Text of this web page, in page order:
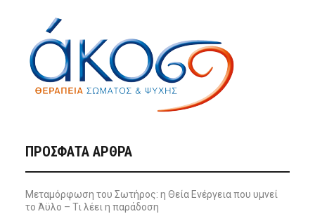
ΠΡΌΣΦΑΤΑ ΆΡΘΡΑ
Μεταμόρφωση του Σωτήρος: η Θεία Ενέργεια που υμνεί
το Άϋλο – Τι λέει η παράδοση